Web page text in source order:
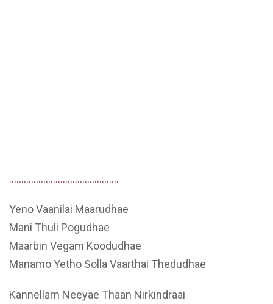
………………………………………
Yeno Vaanilai Maarudhae
Mani Thuli Pogudhae
Maarbin Vegam Koodudhae
Manamo Yetho Solla Vaarthai Thedudhae
Kannellam Neeyae Thaan Nirkindraai